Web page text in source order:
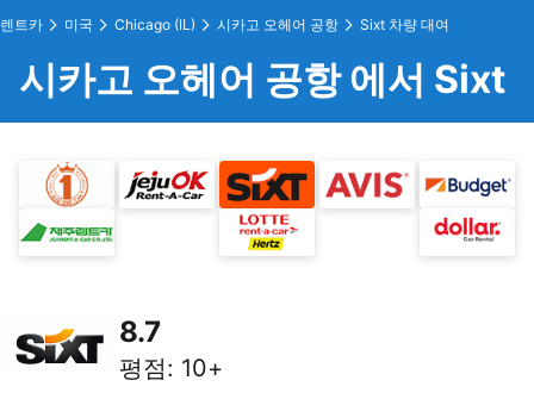
렌트카 미국 Chicago (IL) 시카고 오헤어 공항 Sixt 차량 대여
시카고 오헤어 공항 에서 Sixt
8.7
평점: 10+